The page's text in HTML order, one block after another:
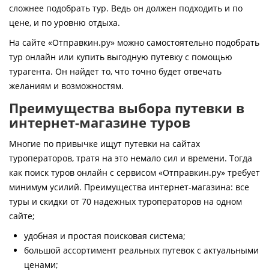
Контакты
сложнее подобрать тур. Ведь он должен подходить и по
цене, и по уровню отдыха.
На сайте «Отправкин.ру» можно самостоятельно подобрать
тур онлайн или купить выгодную путевку с помощью
турагента. Он найдет то, что точно будет отвечать
желаниям и возможностям.
Преимущества выбора путевки в
интернет-магазине туров
Многие по привычке ищут путевки на сайтах
туроператоров, тратя на это немало сил и времени. Тогда
как поиск туров онлайн с сервисом «Отправкин.ру» требует
минимум усилий. Преимущества интернет-магазина: все
туры и скидки от 70 надежных туроператоров на одном
сайте;
удобная и простая поисковая система;
большой ассортимент реальных путевок с актуальными
ценами;